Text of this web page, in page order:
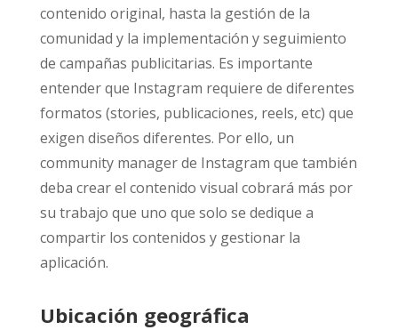
contenido original, hasta la gestión de la
comunidad y la implementación y seguimiento
de campañas publicitarias. Es importante
entender que Instagram requiere de diferentes
formatos (stories, publicaciones, reels, etc) que
exigen diseños diferentes. Por ello, un
community manager de Instagram que también
deba crear el contenido visual cobrará más por
su trabajo que uno que solo se dedique a
compartir los contenidos y gestionar la
aplicación.
Ubicación geográfica